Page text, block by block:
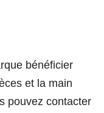
bénéficier
et la main
pouvez contacter